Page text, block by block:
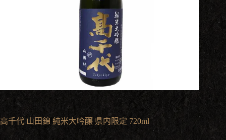
高千代 山田錦 純米大吟醸 県内限定 720ml